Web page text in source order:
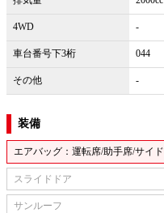
4WD -
車台番号下3桁 044
その他 -
装備
エアバッグ：運転席/助手席/サイド
スライドドア
サンルーフ